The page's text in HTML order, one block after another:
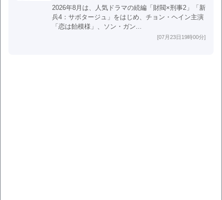
2026年8月は、人気ドラマの続編「財閥×刑事2」「新
兵4：サボタージュ」をはじめ、チョン・ヘイン主演
「恋は飴模様」、ソン・ガン...
[07月23日19時00分]